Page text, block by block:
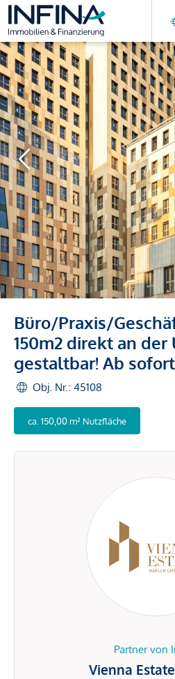
Büro/Praxis/
150m2 direkt an
gestaltbar! Ab
Obj. Nr.: 45108
ca. 150,00 m² Nutzfläche
Partner von
Vienna